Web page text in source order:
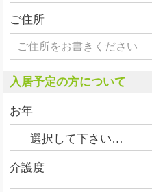
ご住所
入居予定の方について
お年
介護度